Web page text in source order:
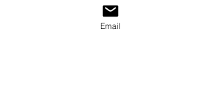
全体的に傷も少なく良いコンデ
Email